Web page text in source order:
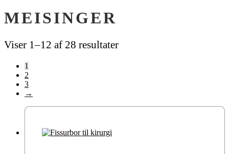
MEISINGER
Viser 1–12 af 28 resultater
1
2
3
→